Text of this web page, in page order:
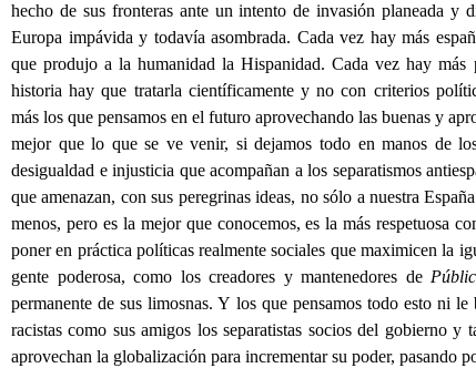
hecho de sus fronteras ante un intento de invasión planeada y
Europa impávida y todavía asombrada. Cada vez hay más
que produjo a la humanidad la Hispanidad. Cada vez hay más
historia hay que tratarla científicamente y no con criterios
más los que pensamos en el futuro aprovechando las buenas y
mejor que lo que se ve venir, si dejamos todo en manos de
desigualdad e injusticia que acompañan a los separatismos
que amenazan, con sus peregrinas ideas, no sólo a nuestra
menos, pero es la mejor que conocemos, es la más respetuosa
poner en práctica políticas realmente sociales que maximicen la
gente poderosa, como los creadores y mantenedores de
permanente de sus limosnas. Y los que pensamos todo esto ni
racistas como sus amigos los separatistas socios del gobierno
aprovechan la globalización para incrementar su poder, pasando